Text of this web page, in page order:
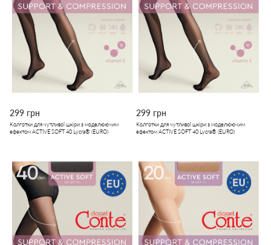
299 грн
Колготки для чутливої шкіри з моделюючим
ефектом ACTIVE SOFT 40 Lycra® (EURO)
299 грн
Колготки для чутливої шкіри з моделюючим
ефектом ACTIVE SOFT 40 Lycra® (EURO)